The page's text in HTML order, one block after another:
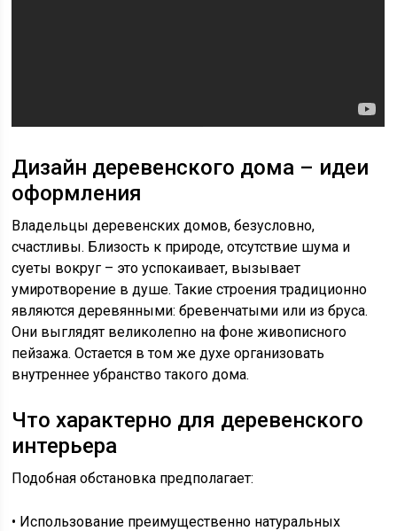
Дизайн деревенского дома – идеи
оформления
Владельцы деревенских домов, безусловно,
счастливы. Близость к природе, отсутствие шума и
суеты вокруг – это успокаивает, вызывает
умиротворение в душе. Такие строения традиционно
являются деревянными: бревенчатыми или из бруса.
Они выглядят великолепно на фоне живописного
пейзажа. Остается в том же духе организовать
внутреннее убранство такого дома.
Что характерно для деревенского
интерьера
Подобная обстановка предполагает:
• Использование преимущественно натуральных